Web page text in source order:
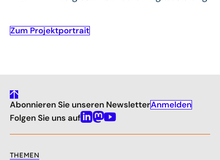
Zum Projektportrait
gehe
nach
oben
Abonnieren Sie unseren NewsletterAnmelden
Folgen Sie uns aufLinkedin
Mastodon
Youtube
THEMEN